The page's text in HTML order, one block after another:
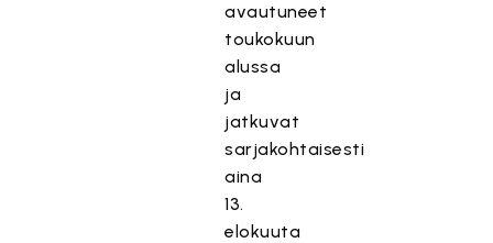
avautuneet
toukokuun
alussa
ja
jatkuvat
sarjakohtaisesti
aina
13.
elokuuta